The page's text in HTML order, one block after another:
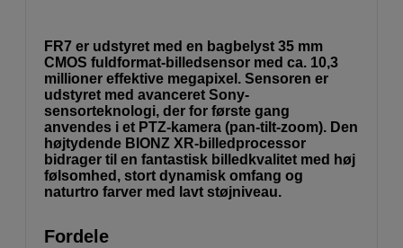
FR7 er udstyret med en bagbelyst 35 mm
CMOS fuldformat-billedsensor med ca. 10,3
millioner effektive megapixel. Sensoren er
udstyret med avanceret Sony-
sensorteknologi, der for første gang
anvendes i et PTZ-kamera (pan-tilt-zoom). Den
højtydende BIONZ XR-billedprocessor
bidrager til en fantastisk billedkvalitet med høj
følsomhed, stort dynamisk omfang og
naturtro farver med lavt støjniveau.
Fordele